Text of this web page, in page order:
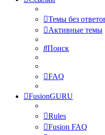
Темы без
Активные темы
Поиск
FAQ
FusionGURU
Rules
Fusion FAQ